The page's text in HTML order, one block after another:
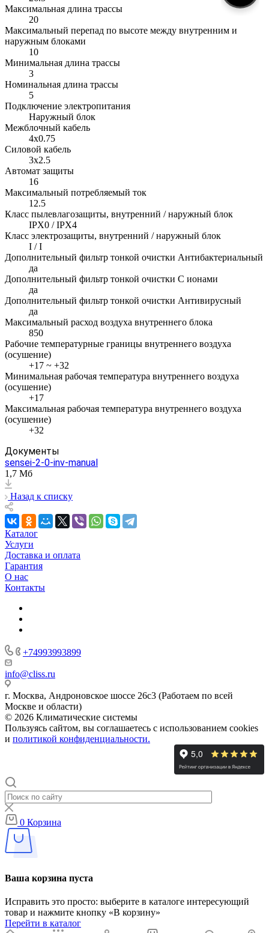
Максимальная длина трассы
20
Максимальный перепад по высоте между внутренним и
наружным блоками
10
Минимальная длина трассы
3
Номинальная длина трассы
5
Подключение электропитания
Наружный блок
Межблочный кабель
4x0.75
Силовой кабель
3x2.5
Автомат защиты
16
Максимальный потребляемый ток
12.5
Класс пылевлагозащиты, внутренний / наружный блок
IPX0 / IPX4
Класс электрозащиты, внутренний / наружный блок
I / I
Дополнительный фильтр тонкой очистки Антибактериальный
да
Дополнительный фильтр тонкой очистки С ионами
да
Дополнительный фильтр тонкой очистки Антивирусный
да
Максимальный расход воздуха внутреннего блока
850
Рабочие температурные границы внутреннего воздуха
(осушение)
+17 ~ +32
Минимальная рабочая температура внутреннего воздуха
(осушение)
+17
Максимальная рабочая температура внутреннего воздуха
(осушение)
+32
Документы
sensei-2-0-inv-manual
1,7 Мб
Назад к списку
Каталог
Услуги
Доставка и оплата
Гарантия
О нас
Контакты
+74993993899
info@cliss.ru
г. Москва, Андроновское шоссе 26с3 (Работаем по всей
Москве и области)
© 2026 Климатические системы
Пользуясь сайтом, вы соглашаетесь с использованием cookies
и политикой конфиденциальности.
0 Корзина
Ваша корзина пуста
Исправить это просто: выберите в каталоге интересующий
товар и нажмите кнопку «В корзину»
Перейти в каталог